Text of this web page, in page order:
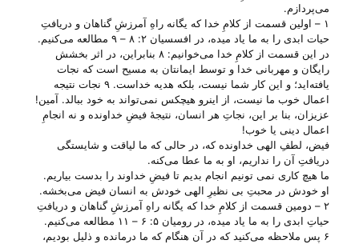
می‌‌پردازم.
۱ – اولین قسمت از کلامِ خدا که یگانه راهِ آمرزشِ گناهان و دریافتِ
حیات ابدی را به ما یاد میده، در افسسیان ۲: ۸ – ۹ مطالعه می‌‌کنیم.
در این قسمت از کلامِ خدا می‌‌خوانیم: ۸ بنابراین، در اثر بخشش
رایگان و مهربانی خدا و توسط ایمانتان به مسیح است که نجات
یافته‌اید؛ و این کار شما نیست، بلکه هدیه خداست. ۹ نجات نتیجه
اعمال خوب ما نیست، از اینرو هیچکس نمی‌تواند به خود ببالد. آمین!
عزیزان، بنا بر این، نجاتِ هر انسان، نتیجهٔ فیضِ خداونده و نه انجامِ
اعمال دینی یا خوب!
فیض، لطفِ الهی خداونده که، در حالی که ما لیاقت و شایستگی
دریافتِ آن را نداریم، او به ما عطا می‌‌کنه.
ما هیچ کاری نمی تونیم انجام بدیم تا فیضِ خداوند را بدست بیاریم.
او خودش در محبتِ بی‌ نظیرِ الهی خودش به انسان فیض می‌‌بخشه.
۲ – دومین قسمت از کلامِ خدا که یگانه راهِ آمرزشِ گناهان و دریافتِ
حیاتِ ابدی را به ما یاد میده، در رومیان ۵: ۶ – ۱۱ مطالعه می‌‌کنیم.
۶ پس ملاحظه می‌کنید که در آن هنگام که ما درمانده و ذلیل بودیم،